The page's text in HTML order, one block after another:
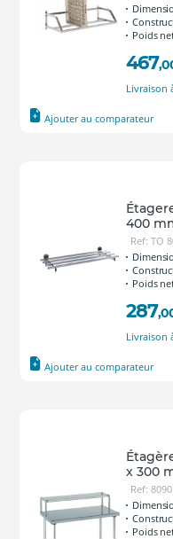
Poids
467
Livraison
Ajouter au comparateur
400
Ref: TO
Poids
287
Livraison
Ajouter au comparateur
x 300
Ref:
Poids